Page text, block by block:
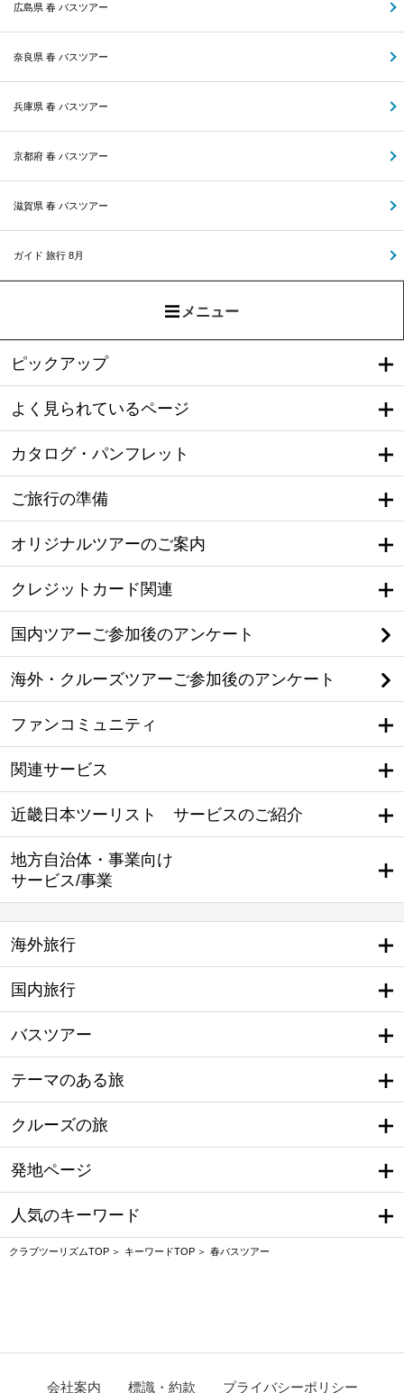
広島県 春 バスツアー
奈良県 春 バスツアー
兵庫県 春 バスツアー
京都府 春 バスツアー
滋賀県 春 バスツアー
ガイド 旅行 8月
メニュー
ピックアップ
よく見られているページ
カタログ・パンフレット
ご旅行の準備
オリジナルツアーのご案内
クレジットカード関連
国内ツアーご参加後のアンケート
海外・クルーズツアーご参加後のアンケート
ファンコミュニティ
関連サービス
近畿日本ツーリスト サービスのご紹介
地方自治体・事業向け
サービス/事業
海外旅行
国内旅行
バスツアー
テーマのある旅
クルーズの旅
発地ページ
人気のキーワード
クラブツーリズムTOP キーワードTOP 春バスツアー
会社案内 標識・約款 プライバシーポリシー